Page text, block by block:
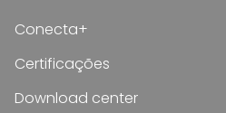
Conecta+
Certificações
Download center